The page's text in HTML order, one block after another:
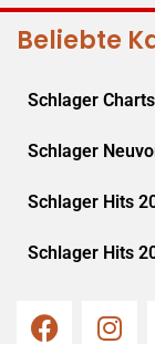
Beliebte
Schlager
Schlager
Schlager Hits
Schlager Hits